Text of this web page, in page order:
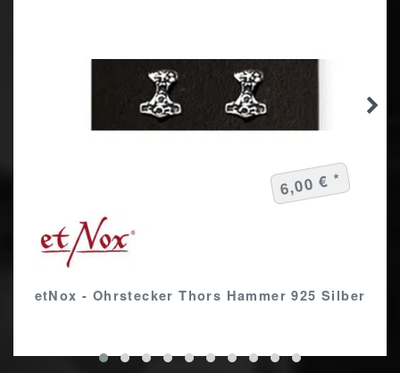
etNox - Ohrstecker Thors Hammer 925 Silber
6,00 € *